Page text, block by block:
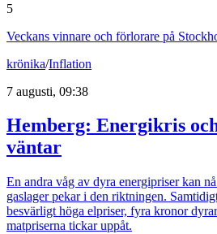
5
Veckans vinnare och förlorare på
krönika/Inflation
7 augusti, 09:38
Hemberg: Energikris
väntar
En andra våg av dyra energipriser kan
gaslager pekar i den riktningen.
besvärligt höga elpriser, fyra kronor
matpriserna tickar uppåt.